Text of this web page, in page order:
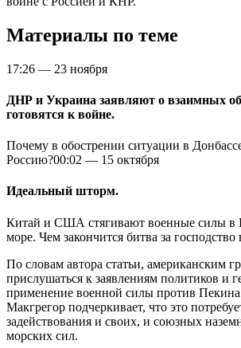
Материалы по теме
17:26 — 23 ноября
ДНР и Украина заявляют о взаимных
готовятся к войне.
Почему в обострении ситуации в
Россию?00:02 — 15 октября
Идеальный шторм.
Китай и США стягивают военные силы в
море. Чем закончится битва за господство
По словам автора статьи, американским
прислушаться к заявлениям политиков и
применение военной силы против
Макгрегор подчеркивает, что это
задействования и своих, и союзных
морских сил.